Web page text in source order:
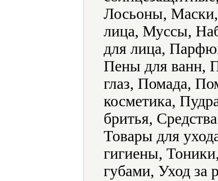
Лосьоны,
лица, Муссы,
для лица,
Пены для ванн,
глаз, Помада,
косметика,
бритья,
Товары для
гигиены,
губами, Уход